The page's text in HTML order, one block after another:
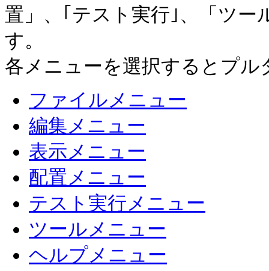
置」、｢テスト実行｣、「ツ
す。
各メニューを選択するとプ
ファイルメニュー
編集メニュー
表示メニュー
配置メニュー
テスト実行メニュー
ツールメニュー
ヘルプメニュー